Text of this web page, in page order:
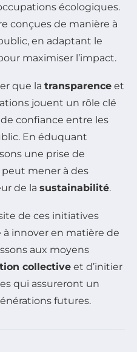
écologiques.
conçues de manière à
en adaptant le
maximiser l’impact.
que la transparence et
jouent un rôle clé
confiance entre les
En éduquant
une prise de
mener à des
de la sustainabilité.
de ces initiatives
innover en matière de
aux moyens
collective et d’initier
qui assureront un
futures.